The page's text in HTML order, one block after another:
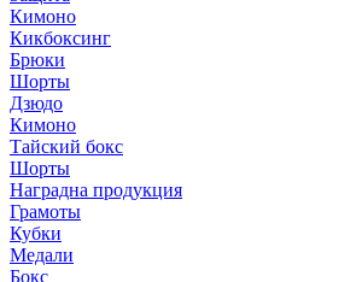
Кимоно
Кикбоксинг
Брюки
Шорты
Дзюдо
Кимоно
Тайский бокс
Шорты
Наградна продукция
Грамоты
Кубки
Медали
Бокс